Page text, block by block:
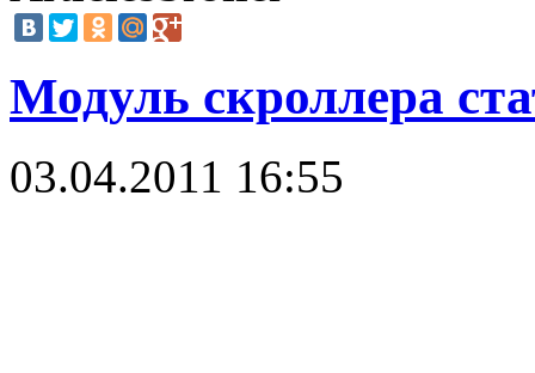
Модуль скроллера
03.04.2011 16:55